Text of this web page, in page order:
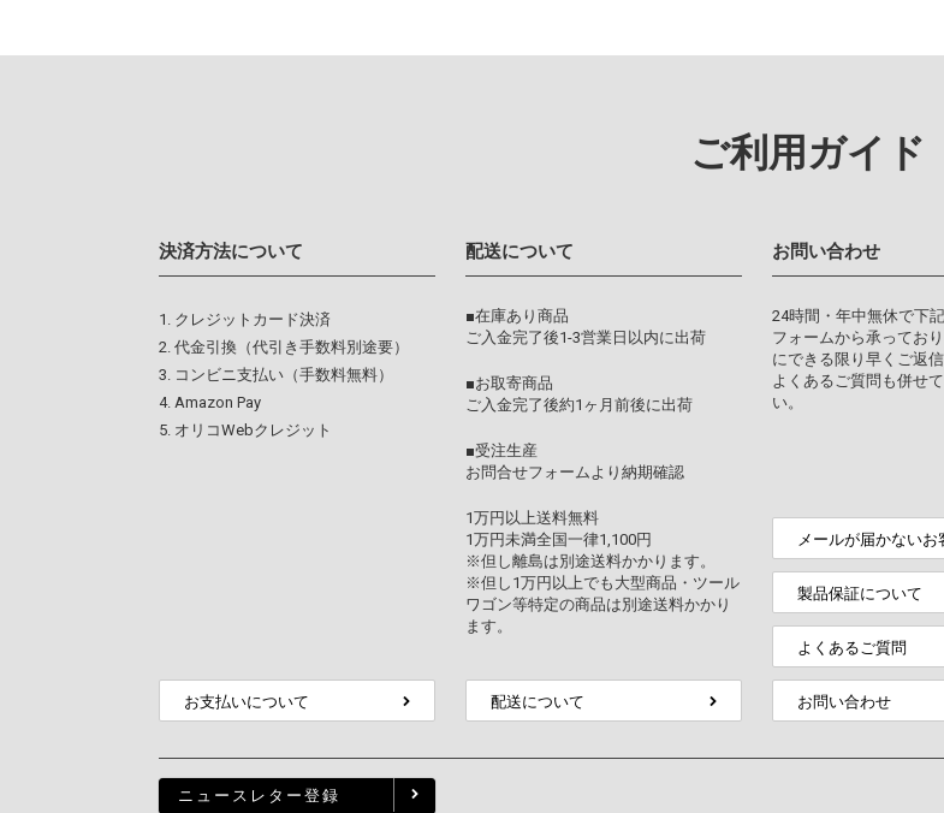
ご利用ガイド
決済方法について
クレジットカード決済
代金引換（代引き手数料別途要）
コンビニ支払い（手数料無料）
Amazon Pay
オリコWebクレジット
お支払いについて
配送について
■在庫あり商品
ご入金完了後1-3営業日以内に出荷
■お取寄商品
ご入金完了後約1ヶ月前後に出荷
■受注生産
お問合せフォームより納期確認
1万円以上送料無料
1万円未満全国一律1,100円
※但し離島は別途送料かかります。
※但し1万円以上でも大型商品・ツール
ワゴン等特定の商品は別途送料かかり
ます。
配送について
お問い合わせ
24時間・年中無休で下
フォームから承ってお
にできる限り早くご返信
よくあるご質問も併せ
い。
メールが届かないお
製品保証について
よくあるご質問
お問い合わせ
ニュースレター登録